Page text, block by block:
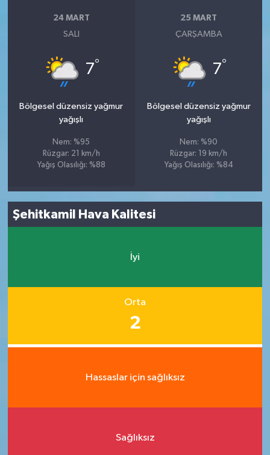
24 MART
SALI
7°
Bölgesel düzensiz yağmur
yağışlı
Nem: %95
Rüzgar: 21 km/h
Yağış Olasılığı: %88
25 MART
ÇARŞAMBA
7°
Bölgesel düzensiz yağmur
yağışlı
Nem: %90
Rüzgar: 19 km/h
Yağış Olasılığı: %84
Şehitkamil Hava Kalitesi
İyi
Orta
2
Hassaslar için sağlıksız
Sağlıksız